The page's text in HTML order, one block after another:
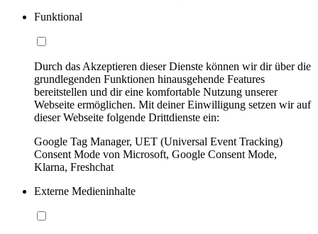
Funktional
Durch das Akzeptieren dieser Dienste können wir dir über die
grundlegenden Funktionen hinausgehende Features
bereitstellen und dir eine komfortable Nutzung unserer
Webseite ermöglichen. Mit deiner Einwilligung setzen wir auf
dieser Webseite folgende Drittdienste ein:
Google Tag Manager, UET (Universal Event Tracking)
Consent Mode von Microsoft, Google Consent Mode,
Klarna, Freshchat
Externe Medieninhalte